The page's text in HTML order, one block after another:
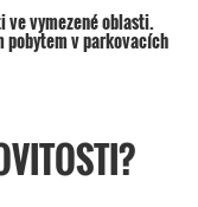
ve vymezené oblasti.
pobytem v parkovacích